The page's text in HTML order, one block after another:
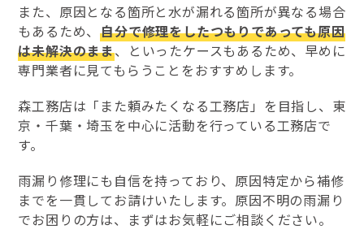
また、原因となる箇所と水が漏れる箇所が異なる場合
もあるため、自分で修理をしたつもりであっても原因
は未解決のまま、といったケースもあるため、早めに
専門業者に見てもらうことをおすすめします。
森工務店は「また頼みたくなる工務店」を目指し、東
京・千葉・埼玉を中心に活動を行っている工務店で
す。
雨漏り修理にも自信を持っており、原因特定から補修
までを一貫してお請けいたします。原因不明の雨漏り
でお困りの方は、まずはお気軽にご相談ください。